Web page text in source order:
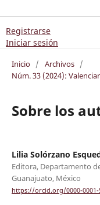
Registrarse
Iniciar sesión
Inicio / Archivos /
Núm. 33 (2024):
Sobre los
Lilia Solórzano
Editora, Departamento
Guanajuato, México
https://orcid.org/0000-0001-